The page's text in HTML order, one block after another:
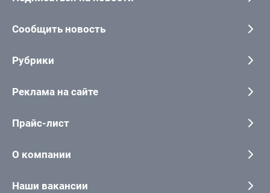
Сообщить новость
Рубрики
Реклама на сайте
Прайс-лист
О компании
Наши вакансии